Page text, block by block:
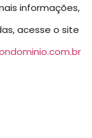
informações,
acesse o site